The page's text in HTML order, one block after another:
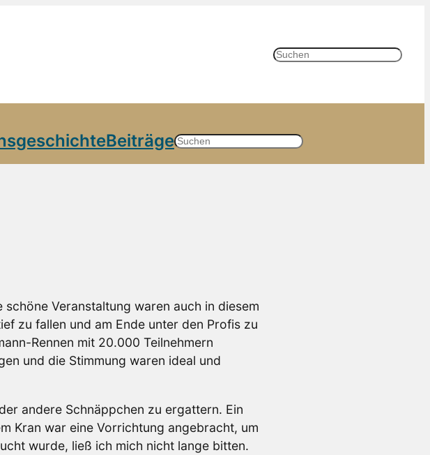
S
BeiträgeSuchen
Veranstaltung waren auch in diesem
zu fallen und am Ende unter den Profis zu
Rennen mit 20.000 Teilnehmern
und die Stimmung waren ideal und
andere Schnäppchen zu ergattern. Ein
Kran war eine Vorrichtung angebracht, um
wurde, ließ ich mich nicht lange bitten.